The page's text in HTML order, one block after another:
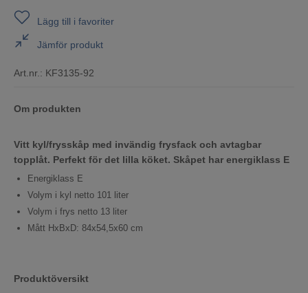
Lägg till i favoriter
Jämför produkt
Art.nr.: KF3135-92
Om produkten
Vitt kyl/frysskåp med invändig frysfack och avtagbar
topplåt. Perfekt för det lilla köket. Skåpet har energiklass E
Energiklass E
Volym i kyl netto 101 liter
Volym i frys netto 13 liter
Mått HxBxD: 84x54,5x60 cm
Produktöversikt